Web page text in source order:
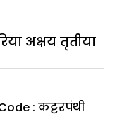
अक्षय तृतीया
: कट्टरपंथी